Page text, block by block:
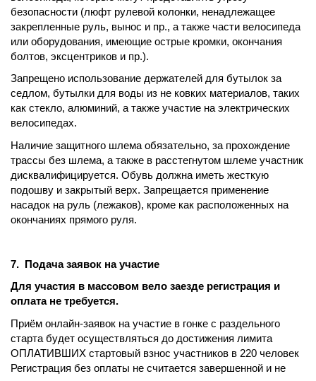
безопасности (люфт рулевой колонки, ненадлежащее
закрепленные руль, вынос и пр., а также части велосипеда
или оборудования, имеющие острые кромки, окончания
болтов, эксцентриков и пр.).
Запрещено использование держателей для бутылок за
седлом, бутылки для воды из не ковких материалов, таких
как стекло, алюминий, а также участие на электрических
велосипедах.
Наличие защитного шлема обязательно, за прохождение
трассы без шлема, а также в расстегнутом шлеме участник
дисквалифицируется. Обувь должна иметь жесткую
подошву и закрытый верх. Запрещается применение
насадок на руль (лежаков), кроме как расположенных на
окончаниях прямого руля.
7. Подача заявок на участие
Для участия в массовом вело заезде регистрация и
оплата не требуется.
Приём онлайн-заявок на участие в гонке с раздельного
старта будет осуществляться до достижения лимита
ОПЛАТИВШИХ стартовый взнос участников в 220 человек
Регистрация без оплаты не считается завершенной и не